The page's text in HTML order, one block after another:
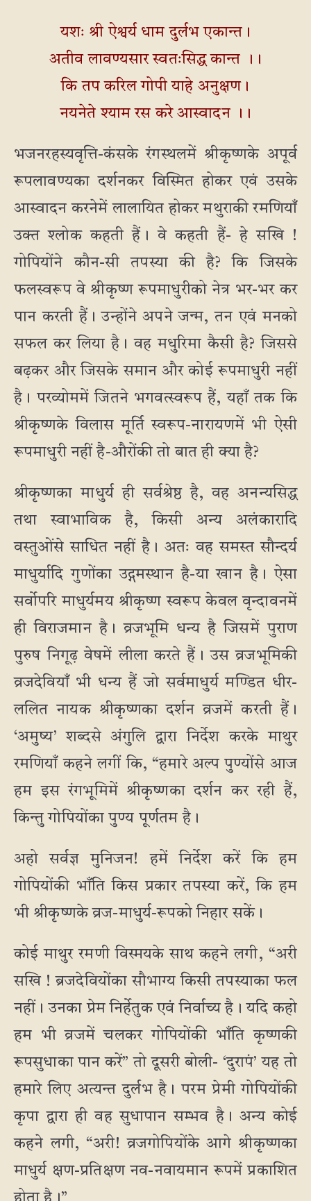
यशः श्री ऐश्वर्य धाम दुर्लभ एकान्त।
अतीव लावण्यसार स्वतःसिद्ध कान्त ।।
कि तप करिल गोपी याहे अनुक्षण।
नयनेते श्याम रस करे आस्वादन ।।
भजनरहस्यवृत्ति-कंसके रंगस्थलमें श्रीकृष्णके अपूर्व
रूपलावण्यका दर्शनकर विस्मित होकर एवं उसके
आस्वादन करनेमें लालायित होकर मथुराकी रमणियाँ
उक्त श्लोक कहती हैं। वे कहती हैं- हे सखि !
गोपियोंने कौन-सी तपस्या की है? कि जिसके
फलस्वरूप वे श्रीकृष्ण रूपमाधुरीको नेत्र भर-भर कर
पान करती हैं। उन्होंने अपने जन्म, तन एवं मनको
सफल कर लिया है। वह मधुरिमा कैसी है? जिससे
बढ़कर और जिसके समान और कोई रूपमाधुरी नहीं
है। परव्योममें जितने भगवत्स्वरूप हैं, यहाँ तक कि
श्रीकृष्णके विलास मूर्ति स्वरूप-नारायणमें भी ऐसी
रूपमाधुरी नहीं है-औरोंकी तो बात ही क्या है?
श्रीकृष्णका माधुर्य ही सर्वश्रेष्ठ है, वह अनन्यसिद्ध
तथा स्वाभाविक है, किसी अन्य अलंकारादि
वस्तुओंसे साधित नहीं है। अतः वह समस्त सौन्दर्य
माधुर्यादि गुणोंका उद्गमस्थान है-या खान है। ऐसा
सर्वोपरि माधुर्यमय श्रीकृष्ण स्वरूप केवल वृन्दावनमें
ही विराजमान है। व्रजभूमि धन्य है जिसमें पुराण
पुरुष निगूढ़ वेषमें लीला करते हैं। उस व्रजभूमिकी
व्रजदेवियाँ भी धन्य हैं जो सर्वमाधुर्य मण्डित धीर-
ललित नायक श्रीकृष्णका दर्शन व्रजमें करती हैं।
‘अमुष्य’ शब्दसे अंगुलि द्वारा निर्देश करके माथुर
रमणियाँ कहने लगीं कि, “हमारे अल्प पुण्योंसे आज
हम इस रंगभूमिमें श्रीकृष्णका दर्शन कर रही हैं,
किन्तु गोपियोंका पुण्य पूर्णतम है।
अहो सर्वज्ञ मुनिजन! हमें निर्देश करें कि हम
गोपियोंकी भाँति किस प्रकार तपस्या करें, कि हम
भी श्रीकृष्णके व्रज-माधुर्य-रूपको निहार सकें।
कोई माथुर रमणी विस्मयके साथ कहने लगी, “अरी
सखि ! ब्रजदेवियोंका सौभाग्य किसी तपस्याका फल
नहीं। उनका प्रेम निर्हेतुक एवं निर्वाच्य है। यदि कहो
हम भी व्रजमें चलकर गोपियोंकी भाँति कृष्णकी
रूपसुधाका पान करें” तो दूसरी बोली- ‘दुरापं’ यह तो
हमारे लिए अत्यन्त दुर्लभ है। परम प्रेमी गोपियोंकी
कृपा द्वारा ही वह सुधापान सम्भव है। अन्य कोई
कहने लगी, “अरी! व्रजगोपियोंके आगे श्रीकृष्णका
माधुर्य क्षण-प्रतिक्षण नव-नवायमान रूपमें प्रकाशित